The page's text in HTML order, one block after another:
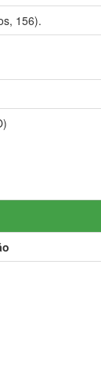
156).